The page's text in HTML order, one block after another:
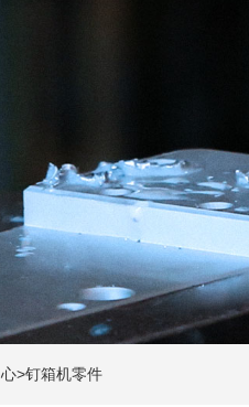
>钉箱机零件